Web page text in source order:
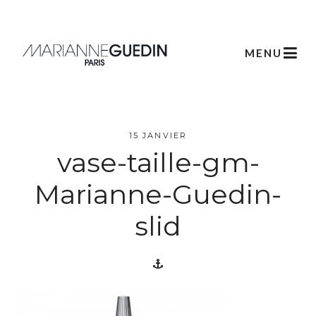
MENU
Créations
Scénographie
Végétale
Créations
15 JANVIER
vase-taille-gm-
Marianne-Guedin-
slid